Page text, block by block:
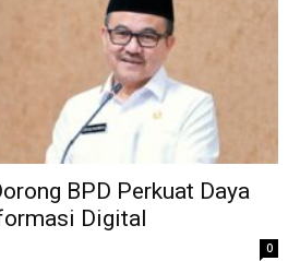
BPD Perkuat Daya
Digital
0